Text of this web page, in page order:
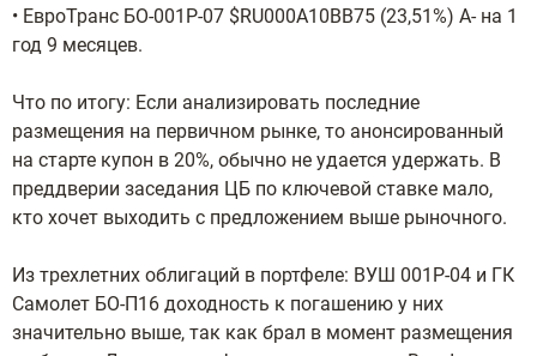
• ЕвроТранс БО-001Р-07 $RU000A10BB75 (23,51%) А- на 1
год 9 месяцев.
Что по итогу: Если анализировать последние
размещения на первичном рынке, то анонсированный
на старте купон в 20%, обычно не удается удержать. В
преддверии заседания ЦБ по ключевой ставке мало,
кто хочет выходить с предложением выше рыночного.
Из трехлетних облигаций в портфеле: ВУШ 001P-04 и ГК
Самолет БО-П16 доходность к погашению у них
значительно выше, так как брал в момент размещения